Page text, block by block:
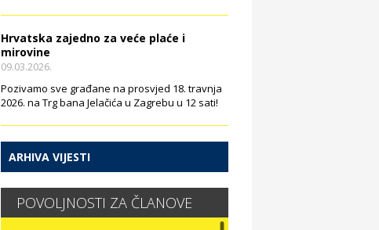
Hrvatska zajedno za veće plaće i
mirovine
09.03.2026.
Pozivamo sve građane na prosvjed 18. travnja
2026. na Trg bana Jelačića u Zagrebu u 12 sati!
ARHIVA VIJESTI
POVOLJNOSTI ZA ČLANOVE